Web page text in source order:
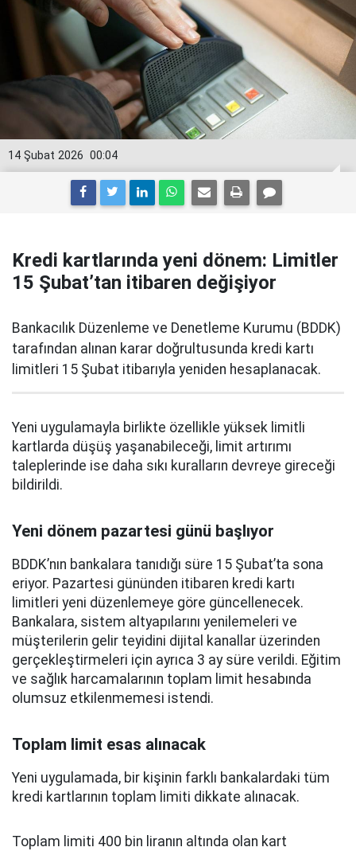
00:04
14 Şubat 2026
Kredi kartlarında yeni dönem: Limitler
15 Şubat’tan itibaren değişiyor
Bankacılık Düzenleme ve Denetleme Kurumu (BDDK)
tarafından alınan karar doğrultusunda kredi kartı
limitleri 15 Şubat itibarıyla yeniden hesaplanacak.
Yeni uygulamayla birlikte özellikle yüksek limitli
kartlarda düşüş yaşanabileceği, limit artırımı
taleplerinde ise daha sıkı kuralların devreye gireceği
bildirildi.
Yeni dönem pazartesi günü başlıyor
BDDK’nın bankalara tanıdığı süre 15 Şubat’ta sona
eriyor. Pazartesi gününden itibaren kredi kartı
limitleri yeni düzenlemeye göre güncellenecek.
Bankalara, sistem altyapılarını yenilemeleri ve
müşterilerin gelir teyidini dijital kanallar üzerinden
gerçekleştirmeleri için ayrıca 3 ay süre verildi. Eğitim
ve sağlık harcamalarının toplam limit hesabında
olumsuz etkilenmemesi istendi.
Toplam limit esas alınacak
Yeni uygulamada, bir kişinin farklı bankalardaki tüm
kredi kartlarının toplam limiti dikkate alınacak.
Toplam limiti 400 bin liranın altında olan kart